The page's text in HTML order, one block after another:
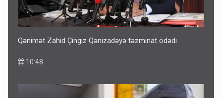
Qənimət Zahid Çingiz Qənizadəyə təzminat ödədi
10:48